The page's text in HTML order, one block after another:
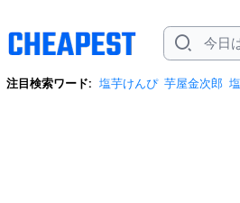
注目検索ワード: 塩芋けんぴ 芋屋金次郎